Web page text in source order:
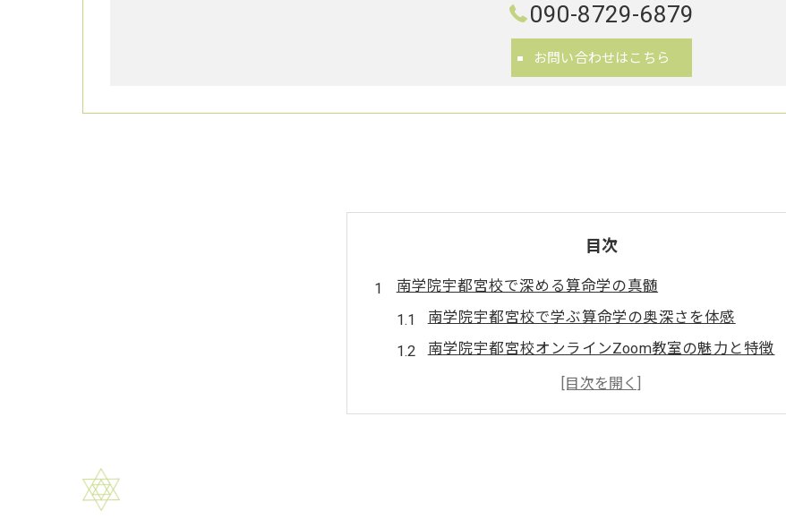
090-8729-6879
お問い合わせはこちら
目次
南学院宇都宮校で深める算命学の真髄
南学院宇都宮校で学ぶ算命学の奥深さを体感
南学院宇都宮校オンラインZoom教室の魅力と特徴
算命学が自己理解にどう役立つか徹底解説
オンラインで学ぶ算命学と陰陽五行の基礎